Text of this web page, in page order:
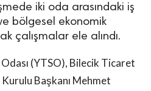
iki oda arasındaki iş
bölgesel ekonomik
çalışmalar ele alındı.
(YTSO), Bilecik Ticaret
Başkanı Mehmet